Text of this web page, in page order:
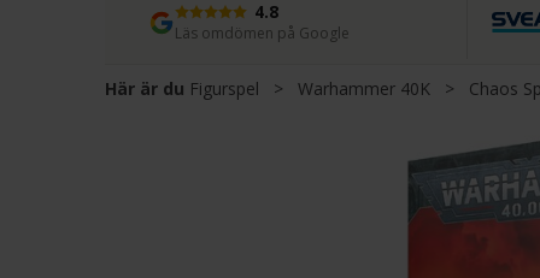
4.8
Läs omdömen på Google
Här är du Figurspel > Warhammer 40K > Chaos